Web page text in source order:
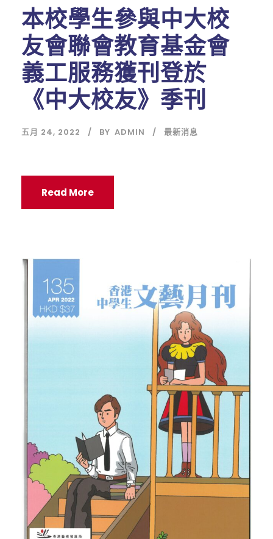
本校學生參與中大校
友會聯會教育基金會
義工服務獲刊登於
《中大校友》季刊
五月 24, 2022 BY ADMIN 最新消息
Read More